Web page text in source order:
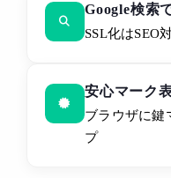
Google検索
SSL化はSEO
安心マーク
ブラウザに鍵
プ